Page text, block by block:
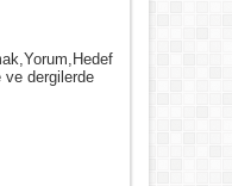
dergilerde